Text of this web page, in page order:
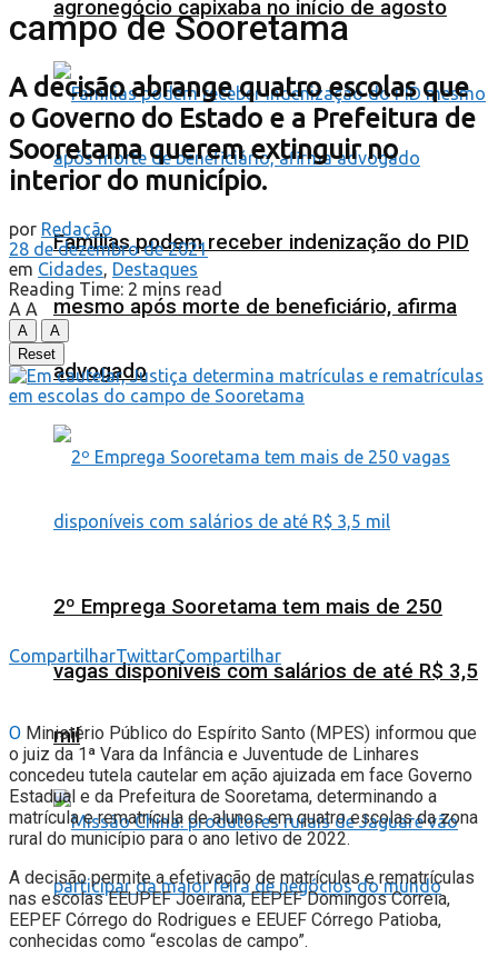
agronegócio capixaba no início de agosto
Famílias podem receber indenização do PID
mesmo após morte de beneficiário, afirma
advogado
2º Emprega Sooretama tem mais de 250
vagas disponíveis com salários de até R$ 3,5
mil
campo de Sooretama
A decisão abrange quatro escolas que
o Governo do Estado e a Prefeitura de
Sooretama querem extinguir no
interior do município.
por Redação
28 de dezembro de 2021
em Cidades, Destaques
Reading Time: 2 mins read
A A
A
A
Reset
CompartilharTwittarCompartilhar
O Ministério Público do Espírito Santo (MPES) informou que
o juiz da 1ª Vara da Infância e Juventude de Linhares
concedeu tutela cautelar em ação ajuizada em face Governo
Estadual e da Prefeitura de Sooretama, determinando a
matrícula e rematrícula de alunos em quatro escolas da zona
rural do município para o ano letivo de 2022.
A decisão permite a efetivação de matrículas e rematrículas
nas escolas EEUPEF Joeirana, EEPEF Domingos Correia,
EEPEF Córrego do Rodrigues e EEUEF Córrego Patioba,
conhecidas como “escolas de campo”.